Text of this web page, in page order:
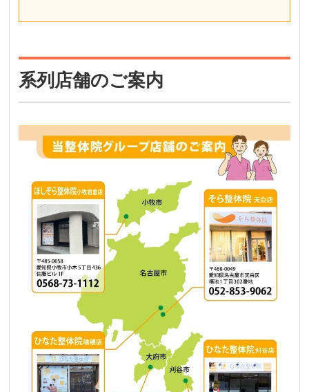
系列店舗のご案内